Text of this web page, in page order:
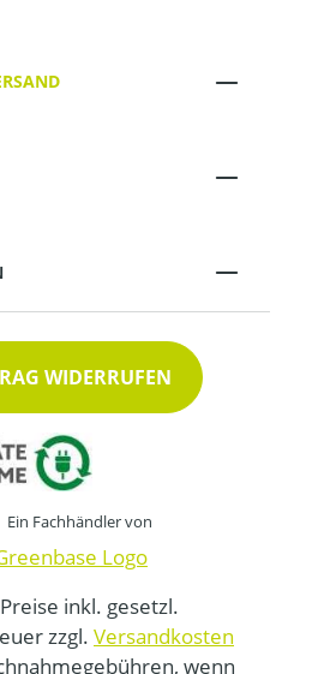
WIDERRUFEN
Ein Fachhändler von
inkl. gesetzl.
zzgl. Versandkosten
wenn